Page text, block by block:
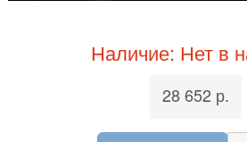
Наличие: Нет в
28 652 р.